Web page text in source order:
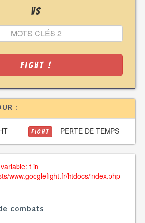
VS
Fight !
:
FIGHT PERTE DE TEMPS
t in
www.googlefight.fr/htdocs/index.php
combats